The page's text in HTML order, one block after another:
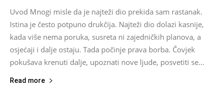
Uvod Mnogi misle da je najteži dio prekida sam rastanak.
Istina je često potpuno drukčija. Najteži dio dolazi kasnije,
kada više nema poruka, susreta ni zajedničkih planova, a
osjećaji i dalje ostaju. Tada počinje prava borba. Čovjek
pokušava krenuti dalje, upoznati nove ljude, posvetiti se...
Read more